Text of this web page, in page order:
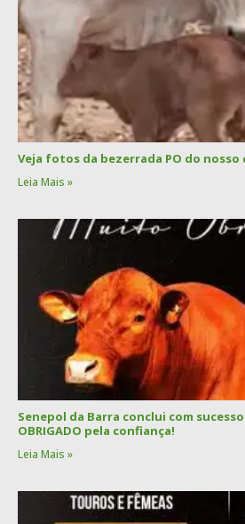
Veja fotos da bezerrada PO do
Leia Mais »
Senepol da Barra conclui com
OBRIGADO pela confiança!
Leia Mais »